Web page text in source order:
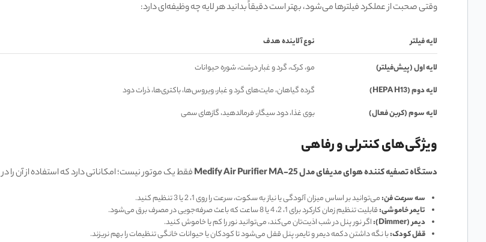
وقتی صحبت از عملکرد فیلترها می‌شود، بهتر است دقیقاً بدانید هر لایه چه وظیفه‌ای دارد:
لایه فیلتر نوع آلاینده هدف
لایه اول (پیش‌فیلتر) مو، کرک، گرد و غبار درشت، شوره حیوانات
لایه دوم(HEPA H13) گرده گیاهان، مایت‌های گرد و غبار، ویروس‌ها، باکتری‌ها، ذرات دود
لایه سوم (کربن فعال)
بوی غذا، دود سیگار، فرمالدهید، گازهای سمی
ویژگی‌های کنترلی و رفاهی
دستگاه تصفیه کننده هوای مدیفای مدل Medify Air Purifier MA-25 فقط یک موتور نیست؛ امکاناتی دارد که استفاده از آن را در
سه سرعت فن:می‌توانید بر اساس میزان آلودگی یا نیاز به سکوت، سرعت را روی 1، 2 یا 3 تنظیم کنید.
تایمر خاموشی:قابلیت تنظیم زمان کارکرد برای 1، 2، 4 یا 8 ساعت که باعث صرفه‌جویی در مصرف برق می‌شود.
دیمر(Dimmer):
اگر نور پنل در شب اذیت‌تان می‌کند، می‌توانید نور را کم یا خاموش کنید.
قفل کودک:با نگه داشتن دکمه دیمر و تایمر، پنل قفل می‌شود تا کودکان یا حیوانات خانگی تنظیمات را بهم نریزند.